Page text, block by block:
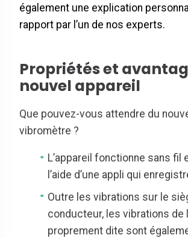
également une explication
rapport par l’un de nos experts.
Propriétés et
nouvel appareil
Que pouvez-vous attendre du
vibromètre ?
L’appareil fonctionne sans fil
l’aide d’une appli qui
Outre les vibrations sur le
conducteur, les vibrations de
proprement dite sont